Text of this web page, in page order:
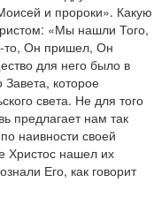
и пророки». Какую
«Мы нашли Того,
то, Он пришел, Он
для него было в
которое
света. Не для того
предлагает нам так
наивности своей
Христос нашел их
Его, как говорит